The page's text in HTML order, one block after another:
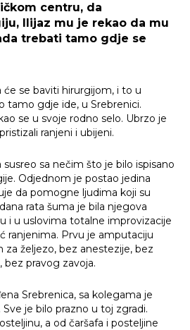
centru, da
Ilijaz mu je rekao da mu
trebati tamo gdje se
se baviti hirurgijom, i to u
tamo gdje ide, u Srebrenici.
se u svoje rodno selo. Ubrzo je
ranjeni i ubijeni.
sa nečim što je bilo ispisano
Odjednom je postao jedina
da pomogne ljudima koji su
rata šuma je bila njegova
i u uslovima totalne improvizacije
ranjenima. Prvu je amputaciju
željezo, bez anestezije, bez
pravog zavoja.
Srebrenica, sa kolegama je
je bilo prazno u toj zgradi.
a od čaršafa i posteljine